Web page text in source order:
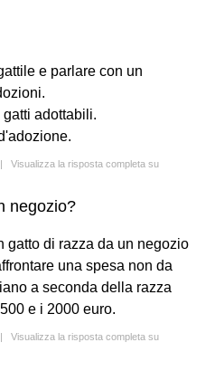
e parlare con un
adottabili.
Visualizza la risposta completa su
negozio?
gatto di razza da un negozio
una spesa non da
a seconda della razza
e i 2000 euro.
Visualizza la risposta completa su